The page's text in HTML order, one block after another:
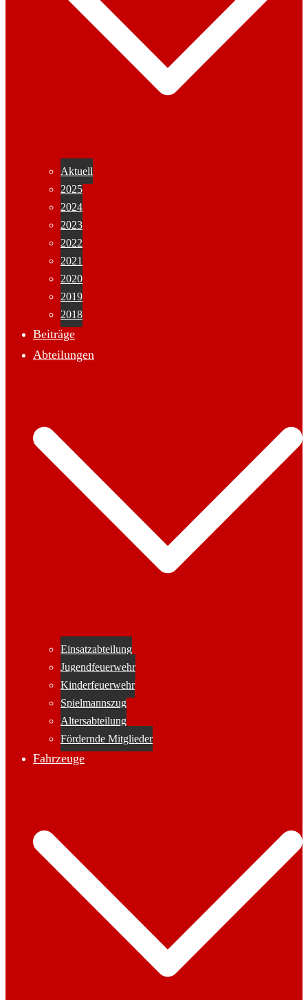
Aktuell
2025
2024
2023
2022
2021
2020
2019
2018
Beiträge
Abteilungen
Einsatzabteilung
Jugendfeuerwehr
Kinderfeuerwehr
Spielmannszug
Altersabteilung
Fördernde Mitglieder
Fahrzeuge